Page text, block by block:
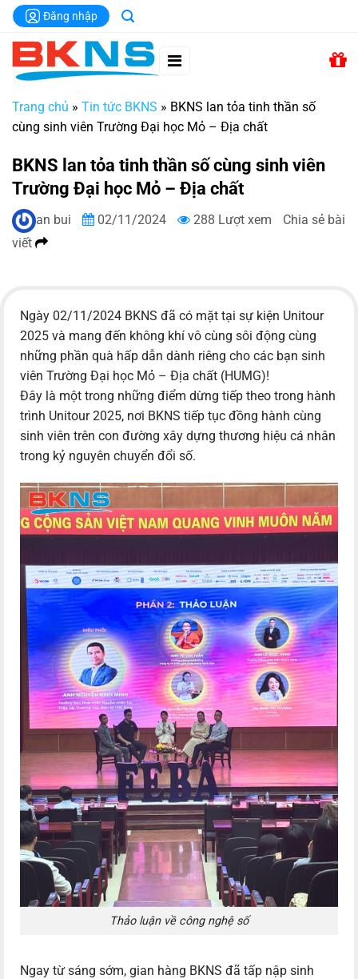
Chuyển
đến
dung
Đăng nhập
Trang chủ » Tin tức BKNS » BKNS lan tỏa tinh thần số
cùng sinh viên Trường Đại học Mỏ – Địa chất
BKNS lan tỏa tinh thần số cùng sinh viên
Trường Đại học Mỏ – Địa chất
an bui 02/11/2024 288 Lượt xem
Chia sẻ bài
viết
Ngày 02/11/2024 BKNS đã có mặt tại sự kiện Unitour
2025 và mang đến không khí vô cùng sôi động cùng
những phần quà hấp dẫn dành riêng cho các bạn sinh
viên Trường Đại học Mỏ – Địa chất (HUMG)!
Đây là một trong những điểm dừng tiếp theo trong hành
trình Unitour 2025, nơi BKNS tiếp tục đồng hành cùng
sinh viên trên con đường xây dựng thương hiệu cá nhân
trong kỷ nguyên chuyển đổi số.
Thảo luận về công nghệ số
Ngay từ sáng sớm, gian hàng BKNS đã tấp nập sinh